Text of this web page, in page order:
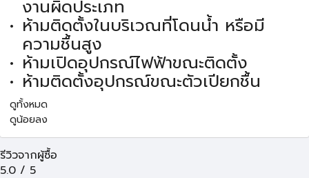
งานผิดประเภท
ห้ามติดตั้งในบริเวณที่โดนน้ำ หรือมี
ความชื้นสูง
ห้ามเปิดอุปกรณ์ไฟฟ้าขณะติดตั้ง
ห้ามติดตั้งอุปกรณ์ขณะตัวเปียกชื้น
ดูทั้งหมด
ดูน้อยลง
รีวิวจากผู้ซื้อ
5.0 / 5